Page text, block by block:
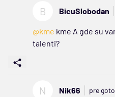
B BicuSlobodan
@kme kme A gde su
talenti?
N Nik66 pre